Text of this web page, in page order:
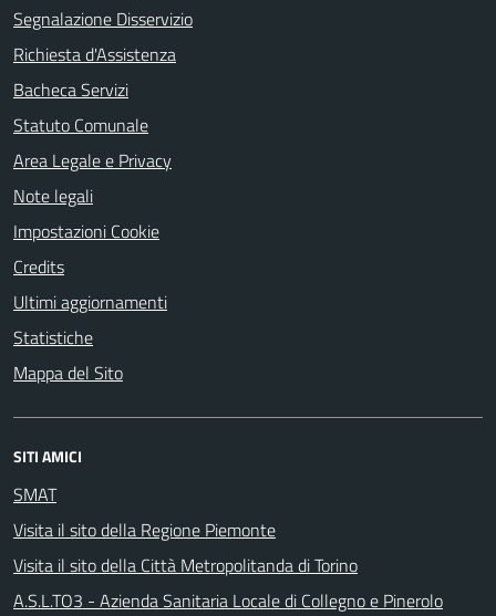
Segnalazione Disservizio
Richiesta d'Assistenza
Bacheca Servizi
Statuto Comunale
Area Legale e Privacy
Note legali
Impostazioni Cookie
Credits
Ultimi aggiornamenti
Statistiche
Mappa del Sito
SITI AMICI
SMAT
Visita il sito della Regione Piemonte
Visita il sito della Città Metropolitanda di Torino
A.S.L.TO3 - Azienda Sanitaria Locale di Collegno e Pinerolo